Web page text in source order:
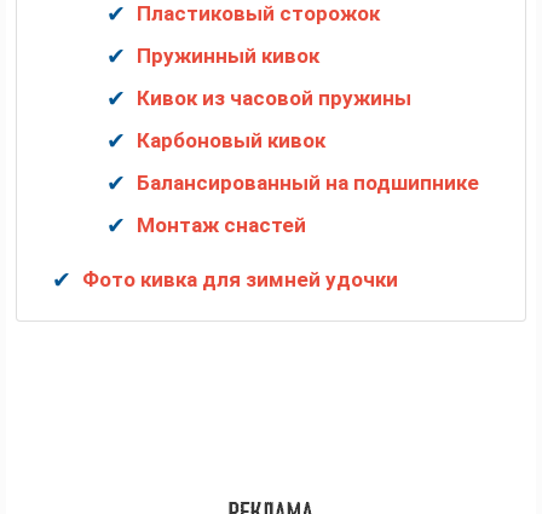
Пластиковый сторожок
Пружинный кивок
Кивок из часовой пружины
Карбоновый кивок
Балансированный на подшипнике
Монтаж снастей
Фото кивка для зимней удочки